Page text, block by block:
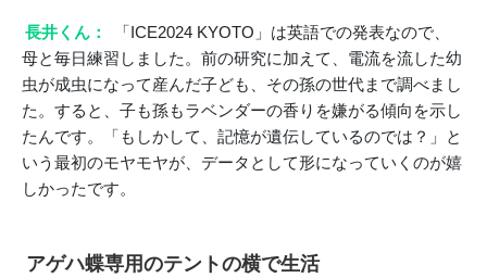
長井くん：
「ICE2024 KYOTO」は英語での発表なので、
母と毎日練習しました。前の研究に加えて、電流を流した幼
虫が成虫になって産んだ子ども、その孫の世代まで調べまし
た。すると、子も孫もラベンダーの香りを嫌がる傾向を示し
たんです。「もしかして、記憶が遺伝しているのでは？」と
いう最初のモヤモヤが、データとして形になっていくのが嬉
しかったです。
アゲハ蝶専用のテントの横で生活